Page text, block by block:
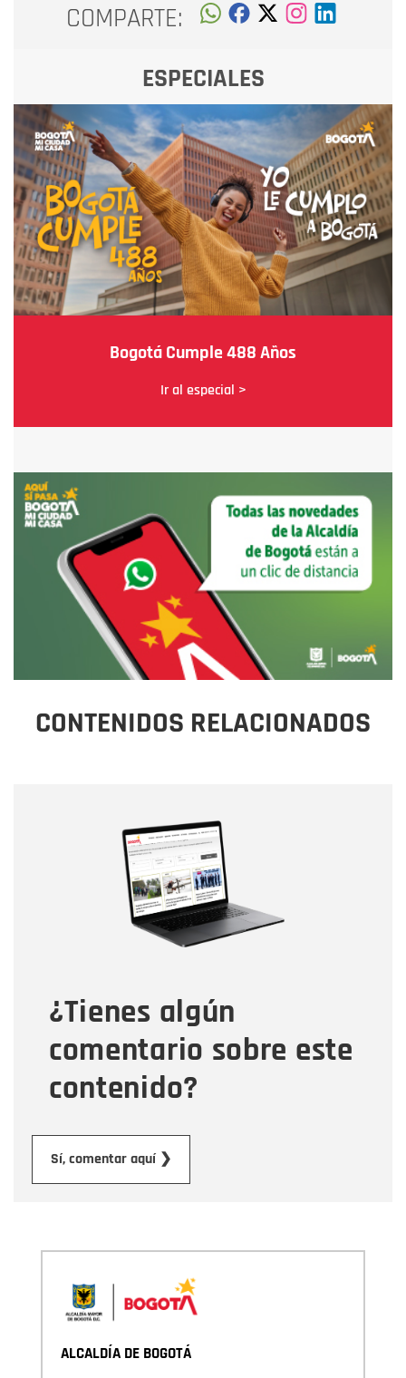
COMPARTE:
ESPECIALES
Bogotá Cumple 488 Años
Ir al especial >
CONTENIDOS RELACIONADOS
¿Tienes algún
comentario sobre este
contenido?
Sí, comentar aquí ❯
Correo electrónico
Tipo de comentario
Mensaje
ALCALDÍA DE BOGOTÁ